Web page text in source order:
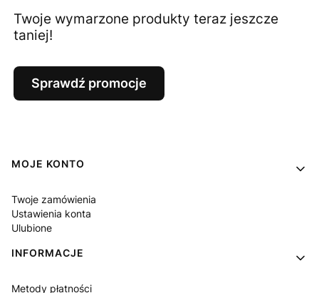
Twoje wymarzone produkty teraz jeszcze
taniej!
Sprawdź promocje
Linki w stopce
MOJE KONTO
Twoje zamówienia
Ustawienia konta
Ulubione
INFORMACJE
Metody płatności